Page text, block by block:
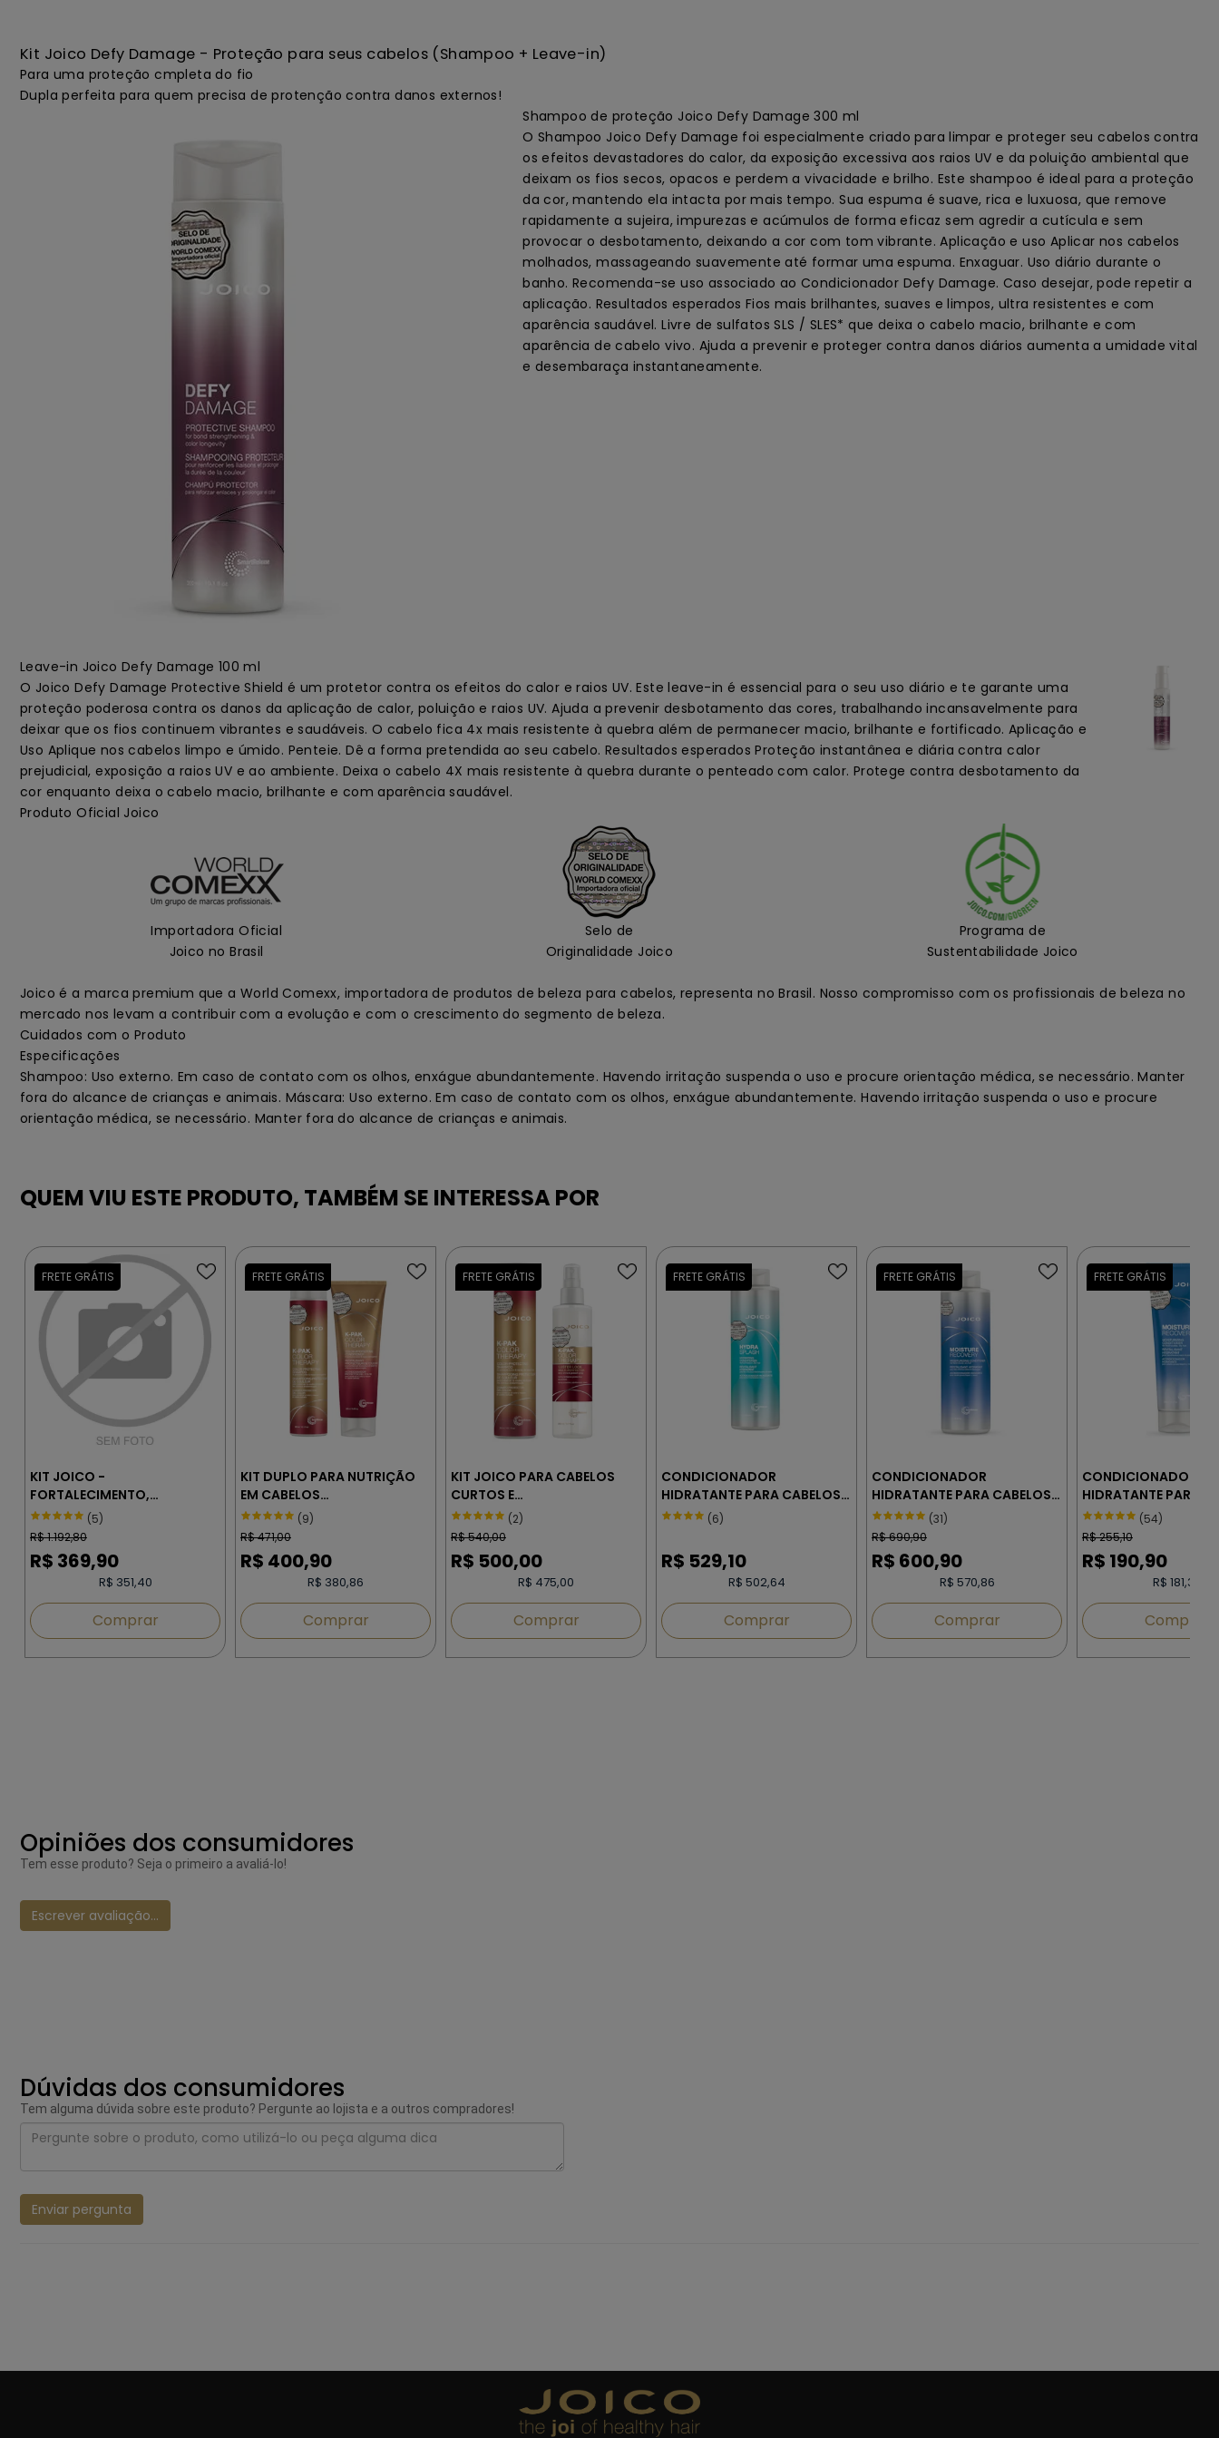
Kit Joico Defy Damage - Proteção para seus cabelos (Shampoo + Leave-in)
Para uma proteção cmpleta do fio
Dupla perfeita para quem precisa de protenção contra danos externos!
Shampoo de proteção Joico Defy Damage 300 ml
O Shampoo Joico Defy Damage foi especialmente criado para limpar e proteger seu cabelos contra
os efeitos devastadores do calor, da exposição excessiva aos raios UV e da poluição ambiental que
deixam os fios secos, opacos e perdem a vivacidade e brilho. Este shampoo é ideal para a proteção
da cor, mantendo ela intacta por mais tempo. Sua espuma é suave, rica e luxuosa, que remove
rapidamente a sujeira, impurezas e acúmulos de forma eficaz sem agredir a cutícula e sem
provocar o desbotamento, deixando a cor com tom vibrante. Aplicação e uso Aplicar nos cabelos
molhados, massageando suavemente até formar uma espuma. Enxaguar. Uso diário durante o
banho. Recomenda-se uso associado ao Condicionador Defy Damage. Caso desejar, pode repetir a
aplicação. Resultados esperados Fios mais brilhantes, suaves e limpos, ultra resistentes e com
aparência saudável. Livre de sulfatos SLS / SLES* que deixa o cabelo macio, brilhante e com
aparência de cabelo vivo. Ajuda a prevenir e proteger contra danos diários aumenta a umidade vital
e desembaraça instantaneamente.
Leave-in Joico Defy Damage 100 ml
O Joico Defy Damage Protective Shield é um protetor contra os efeitos do calor e raios UV. Este leave-in é essencial para o seu uso diário e te garante uma
proteção poderosa contra os danos da aplicação de calor, poluição e raios UV. Ajuda a prevenir desbotamento das cores, trabalhando incansavelmente para
deixar que os fios continuem vibrantes e saudáveis. O cabelo fica 4x mais resistente à quebra além de permanecer macio, brilhante e fortificado. Aplicação e
Uso Aplique nos cabelos limpo e úmido. Penteie. Dê a forma pretendida ao seu cabelo. Resultados esperados Proteção instantânea e diária contra calor
prejudicial, exposição a raios UV e ao ambiente. Deixa o cabelo 4X mais resistente à quebra durante o penteado com calor. Protege contra desbotamento da
cor enquanto deixa o cabelo macio, brilhante e com aparência saudável.
Produto Oficial Joico
Importadora Oficial
Joico no Brasil
Selo de
Originalidade Joico
Programa de
Sustentabilidade Joico
Joico é a marca premium que a World Comexx, importadora de produtos de beleza para cabelos, representa no Brasil. Nosso compromisso com os profissionais de beleza no
mercado nos levam a contribuir com a evolução e com o crescimento do segmento de beleza.
Cuidados com o Produto
Especificações
Shampoo: Uso externo. Em caso de contato com os olhos, enxágue abundantemente. Havendo irritação suspenda o uso e procure orientação médica, se necessário. Manter
fora do alcance de crianças e animais. Máscara: Uso externo. Em caso de contato com os olhos, enxágue abundantemente. Havendo irritação suspenda o uso e procure
orientação médica, se necessário. Manter fora do alcance de crianças e animais.
KIT JOICO -
FORTALECIMENTO,
PROTEÇÃO E NUTRIÇÃO PARA
CABELOS COM QUÍMICA
(5)
R$1.192,80
R$ 369,90
R$ 351,40
Comprar
KIT DUPLO PARA NUTRIÇÃO
EM CABELOS
MULTIPROCESSADOS K-PAK
COLOR THERAPY JOICO
(9)
R$471,00
R$ 400,90
R$ 380,86
Comprar
KIT JOICO PARA CABELOS
CURTOS E
MULTIPROCESSADOS
(2)
R$540,00
R$ 500,00
R$ 475,00
Comprar
CONDICIONADOR
HIDRATANTE PARA CABELOS
FINOS - JOICO HYDRA
(6)
R$ 529,10
R$ 502,64
Comprar
CONDICIONADOR
HIDRATANTE PARA CABELOS
RESSECADOS - JOICO
MOISTURE RECOVERY 1000 ml
(31)
R$690,90
R$ 600,90
R$ 570,86
Comprar
CONDICIONADOR
HIDRATANTE PARA
RESSECADOS -
MOISTURE
(54)
R$255,10
R$ 190,90
R$ 181,36
Comprar
Opiniões dos consumidores
Tem esse produto? Seja o primeiro a avaliá-lo!
Escrever avaliação...
Dúvidas dos consumidores
Tem alguma dúvida sobre este produto? Pergunte ao lojista e a outros compradores!
Enviar pergunta